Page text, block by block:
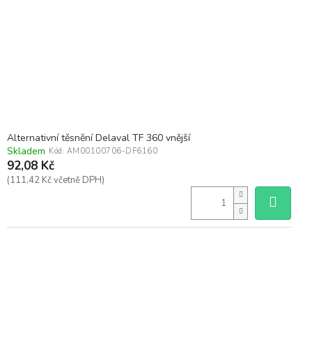
Alternativní těsnění Delaval TF 360 vnější
Skladem Kód: AM00100706-DF6160
92,08 Kč
(111,42 Kč včetně DPH)